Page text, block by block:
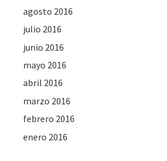
agosto 2016
julio 2016
junio 2016
mayo 2016
abril 2016
marzo 2016
febrero 2016
enero 2016